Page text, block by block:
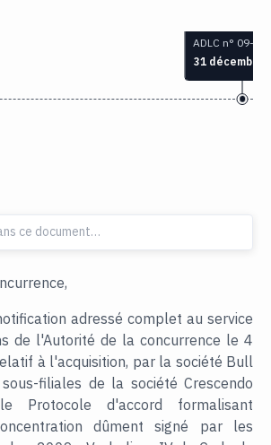
ADLC n° 09-
31 décembre
adressé complet au service
de l'Autorité de la concurrence le 4
à l'acquisition, par la société Bull
filiales de la société Crescendo
Protocole d'accord formalisant
dûment signé par les